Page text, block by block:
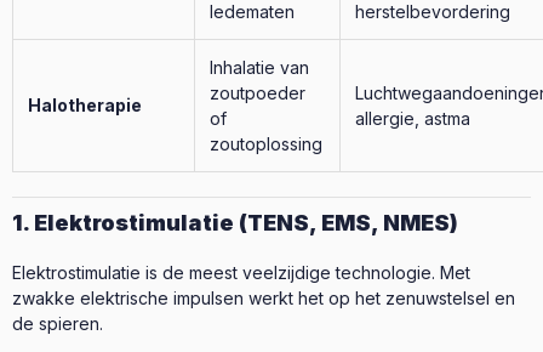
ledematen
herstelbevordering
Halotherapie
Inhalatie van
zoutpoeder
of
zoutoplossing
allergie, astma
1. Elektrostimulatie (TENS, EMS, NMES)
Elektrostimulatie is de meest veelzijdige technologie. Met
zwakke elektrische impulsen werkt het op het zenuwstelsel en
de spieren.